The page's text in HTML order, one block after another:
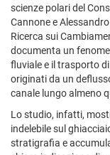
scienze polari del
Cannone e
Ricerca sui
documenta un
fluviale e il trasporto
originati da un
canale lungo almeno
Lo studio, infatti,
indelebile sul
stratigrafia e